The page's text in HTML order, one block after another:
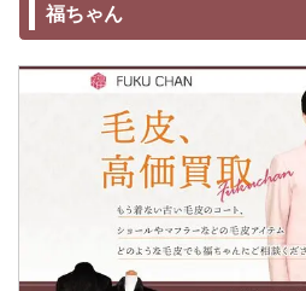
福ちゃん